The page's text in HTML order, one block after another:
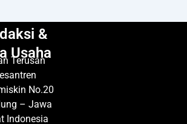
&
Usaha
Terusan
No.20
– Jawa
Indonesia